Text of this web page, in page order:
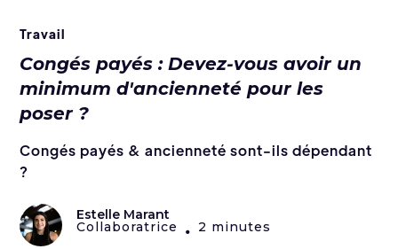
Travail
Congés payés : Devez-vous avoir un
minimum d'ancienneté pour les
poser ?
Congés payés & ancienneté sont-ils dépendant
?
Estelle Marant
Collaboratrice • 2 minutes